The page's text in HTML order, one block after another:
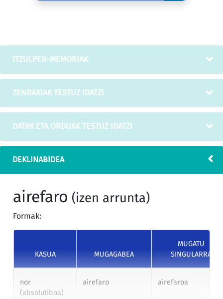
ITZULPEN-MEMORIAK
ZENBAKIAK TESTUZ IDATZI
DATAK ETA ORDUAK TESTUZ IDATZI
DEKLINABIDEA
airefaro (izen arrunta)
Formak:
KASUA MUGAGABEA
MUGATU
SINGULARRA
nor
(absolutiboa)
airefaro airefaroa